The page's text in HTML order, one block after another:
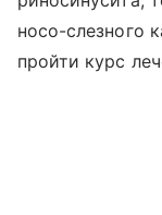
носо-слезного
пройти курс